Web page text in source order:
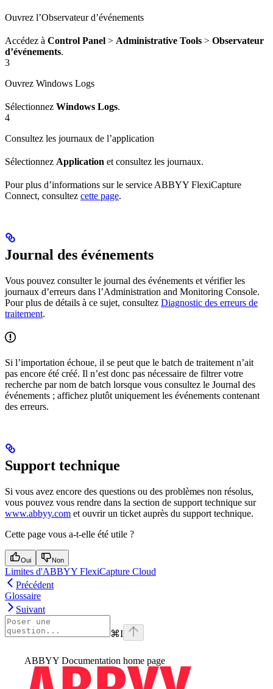
Ouvrez l’Observateur d’événements
Accédez à Control Panel > Administrative Tools > Observateur
d’événements.
3
Ouvrez Windows Logs
Sélectionnez Windows Logs.
4
Consultez les journaux de l’application
Sélectionnez Application et consultez les journaux.
Pour plus d’informations sur le service ABBYY FlexiCapture
Connect, consultez cette page.
Journal des événements
Vous pouvez consulter le journal des événements et vérifier les
journaux d’erreurs dans l’Administration and Monitoring Console.
Pour plus de détails à ce sujet, consultez Diagnostic des erreurs de
traitement.
Si l’importation échoue, il se peut que le batch de traitement n’ait
pas encore été créé. Il n’est donc pas nécessaire de filtrer votre
recherche par nom de batch lorsque vous consultez le Journal des
événements ; affichez plutôt uniquement les événements contenant
des erreurs.
Support technique
Si vous avez encore des questions ou des problèmes non résolus,
vous pouvez vous rendre dans la section de support technique sur
www.abbyy.com et ouvrir un ticket auprès du support technique.
Cette page vous a-t-elle été utile ?
Oui Non
Limites d'ABBYY FlexiCapture Cloud
Précédent
Glossaire
Suivant
⌘I
ABBYY Documentation home page